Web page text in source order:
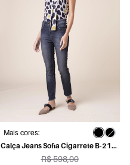
Mais cores:
Calça Jeans Sofia Cigarrete B-218-
Lav.Escuro C/Puidos
R$ 598,00